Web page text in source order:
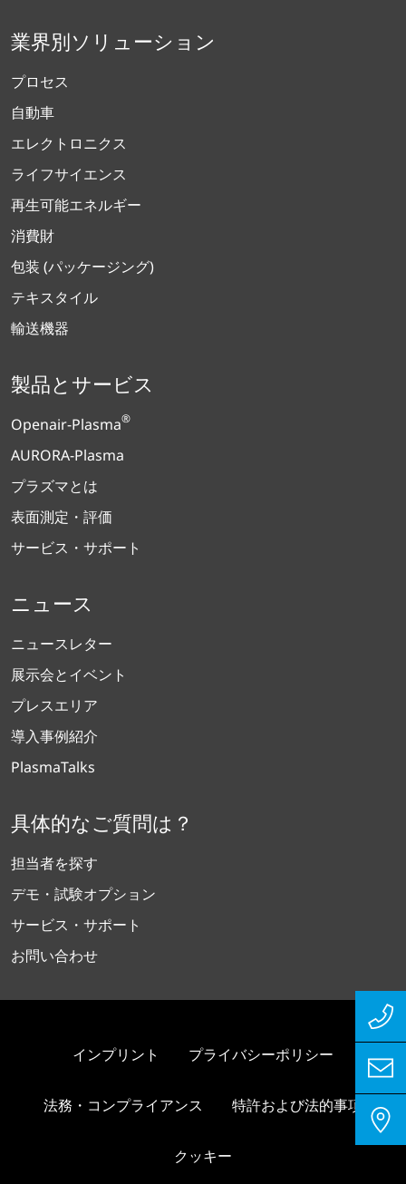
業界別ソリューション
プロセス
自動車
エレクトロニクス
ライフサイエンス
再生可能エネルギー
消費財
包装 (パッケージング)
テキスタイル
輸送機器
製品とサービス
Openair-Plasma®
AURORA-Plasma
プラズマとは
表面測定・評価
サービス・サポート
ニュース
ニュースレター
展示会とイベント
プレスエリア
導入事例紹介
PlasmaTalks
具体的なご質問は？
担当者を探す
デモ・試験オプション
サービス・サポート
お問い合わせ
インプリント プライバシーポリシー
法務・コンプライアンス 特許および法的事項
クッキー